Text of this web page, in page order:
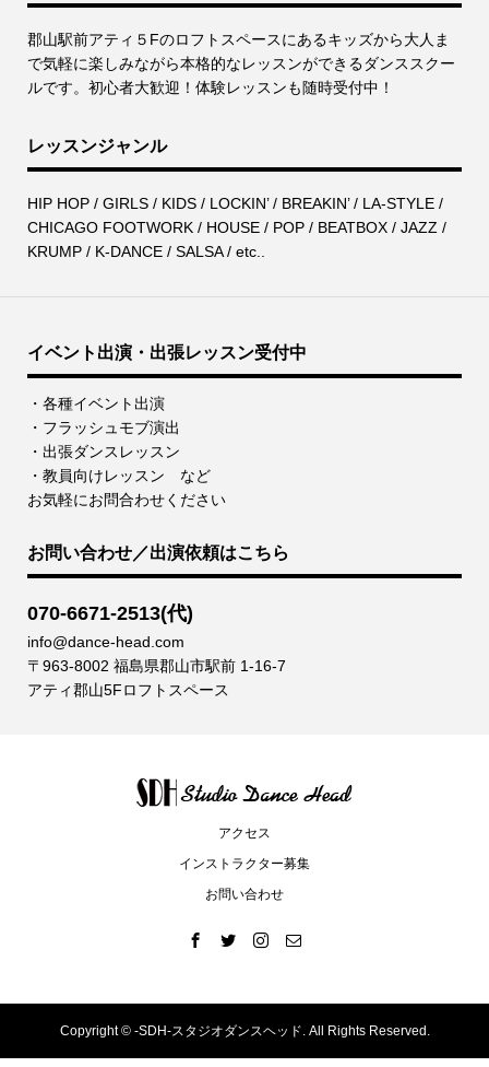
郡⼭駅前アティ５Fのロフトスペースにあるキッズから⼤⼈ま
で気軽に楽しみながら本格的なレッスンができるダンススクー
ルです。初心者大歓迎！体験レッスンも随時受付中！
レッスンジャンル
HIP HOP / GIRLS / KIDS / LOCKIN’ / BREAKIN’ / LA-STYLE /
CHICAGO FOOTWORK / HOUSE / POP / BEATBOX / JAZZ /
KRUMP / K-DANCE / SALSA / etc..
イベント出演・出張レッスン受付中
・各種イベント出演
・フラッシュモブ演出
・出張ダンスレッスン
・教員向けレッスン など
お気軽にお問合わせください
お問い合わせ／出演依頼はこちら
070-6671-2513(代)
info@dance-head.com
〒963-8002 福島県郡山市駅前 1-16-7
アティ郡山5Fロフトスペース
アクセス
インストラクター募集
お問い合わせ
Copyright ©-SDH-スタジオダンスヘッド. All Rights Reserved.